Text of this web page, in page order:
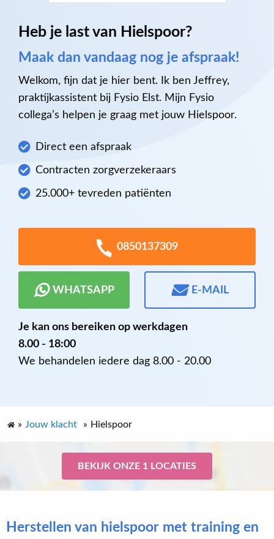
Heb je last van Hielspoor?
Maak dan vandaag nog je afspraak!
Welkom, fijn dat je hier bent. Ik ben Jeffrey,
praktijkassistent bij Fysio Elst. Mijn Fysio
collega’s helpen je graag met jouw Hielspoor.
Direct een afspraak
Contracten zorgverzekeraars
25.000+ tevreden patiënten
0850137309
WHATSAPP E-MAIL
Je kan ons bereiken op werkdagen
8.00 - 18:00
We behandelen iedere dag 8.00 - 20.00
» Jouw klacht » Hielspoor
BEKIJK ONZE 1 LOCATIES
Herstellen van hielspoor met training en